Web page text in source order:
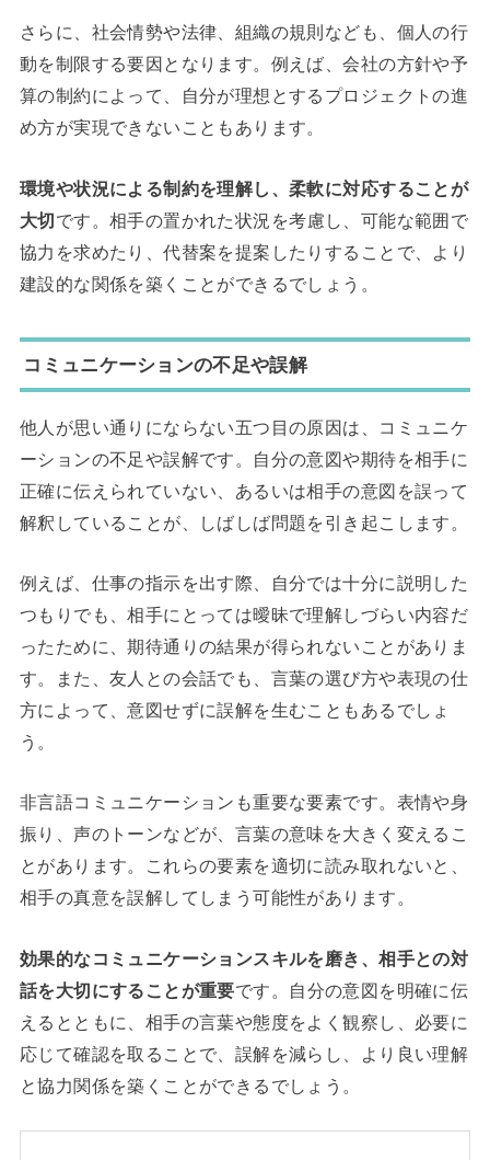
さらに、社会情勢や法律、組織の規則なども、個人の行
動を制限する要因となります。例えば、会社の方針や予
算の制約によって、自分が理想とするプロジェクトの進
め方が実現できないこともあります。
環境や状況による制約を理解し、柔軟に対応することが
大切です。相手の置かれた状況を考慮し、可能な範囲で
協力を求めたり、代替案を提案したりすることで、より
建設的な関係を築くことができるでしょう。
コミュニケーションの不足や誤解
他人が思い通りにならない五つ目の原因は、コミュニケ
ーションの不足や誤解です。自分の意図や期待を相手に
正確に伝えられていない、あるいは相手の意図を誤って
解釈していることが、しばしば問題を引き起こします。
例えば、仕事の指示を出す際、自分では十分に説明した
つもりでも、相手にとっては曖昧で理解しづらい内容だ
ったために、期待通りの結果が得られないことがありま
す。また、友人との会話でも、言葉の選び方や表現の仕
方によって、意図せずに誤解を生むこともあるでしょ
う。
非言語コミュニケーションも重要な要素です。表情や身
振り、声のトーンなどが、言葉の意味を大きく変えるこ
とがあります。これらの要素を適切に読み取れないと、
相手の真意を誤解してしまう可能性があります。
効果的なコミュニケーションスキルを磨き、相手との対
話を大切にすることが重要です。自分の意図を明確に伝
えるとともに、相手の言葉や態度をよく観察し、必要に
応じて確認を取ることで、誤解を減らし、より良い理解
と協力関係を築くことができるでしょう。